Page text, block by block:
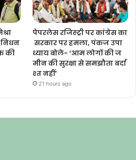
निधन
की
पेपरलेस रजिस्ट्री पर कांग्रेस का
सरकार पर हमला, पंकज उपा
ध्याय बोले- ‘आम लोगों की ज
मीन की सुरक्षा से समझौता बर्दा
श्त नहीं’
21 hours ago